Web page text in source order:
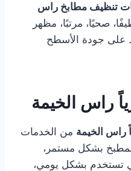
تنظيف مطابخ راس
صحيًا، مرتبًا، مظهر
على جودة الأسطح
راس الخيمة
راس الخيمة من الخدمات
بشكل مستمر،
تستخدم بشكل يومي،